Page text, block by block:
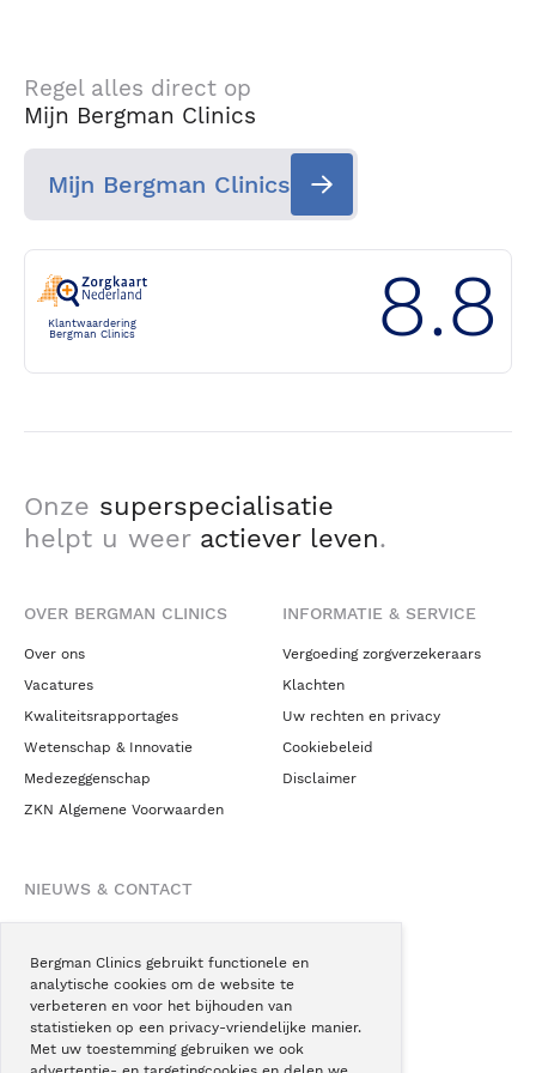
Bergman Clinics gebruikt functionele en
analytische cookies om de website te
verbeteren en voor het bijhouden van
statistieken op een privacy-vriendelijke manier.
Met uw toestemming gebruiken we ook
Regel alles direct op
Mijn Bergman Clinics
Mijn Bergman Clinics
Klantwaardering
Bergman Clinics
8.8
Onze superspecialisatie
helpt u weer actiever leven.
OVER BERGMAN CLINICS
Over ons
Vacatures
Kwaliteitsrapportages
Wetenschap & Innovatie
Medezeggenschap
ZKN Algemene Voorwaarden
INFORMATIE & SERVICE
Vergoeding zorgverzekeraars
Klachten
Uw rechten en privacy
Cookiebeleid
Disclaimer
NIEUWS & CONTACT
Blogs
Podcast
Pressroom
Instagram